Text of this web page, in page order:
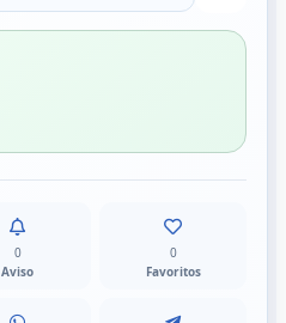
0
Aviso
0
Favoritos